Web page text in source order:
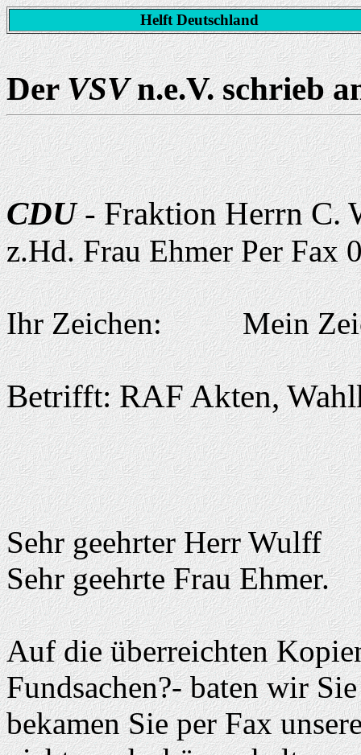
Helft Deutschland
DerVSVn.e.V. schrieb
CDU- Fraktion Herrn C.
z.Hd. Frau Ehmer Per Fax
Ihr Zeichen: Mein
Betrifft: RAF Akten,
Sehr geehrter Herr Wulff
Sehr geehrte Frau Ehmer.
Auf die überreichten
Fundsachen?- baten wir
bekamen Sie per Fax